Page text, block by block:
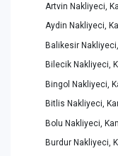
Artvin Nakliyeci,
Aydin Nakliyeci,
Balikesir
Bilecik Nakliyeci,
Bingol Nakliyeci,
Bitlis Nakliyeci,
Bolu Nakliyeci,
Burdur Nakliyeci,